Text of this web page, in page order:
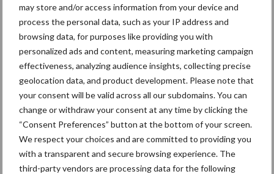
may store and/or access information from your device and
process the personal data, such as your IP address and
browsing data, for purposes like providing you with
personalized ads and content, measuring marketing campaign
effectiveness, analyzing audience insights, collecting precise
geolocation data, and product development. Please note that
your consent will be valid across all our subdomains. You can
change or withdraw your consent at any time by clicking the
“Consent Preferences” button at the bottom of your screen.
We respect your choices and are committed to providing you
with a transparent and secure browsing experience. The
third-party vendors are processing data for the following
Aanbevolen voor jou!
Belastingdienst publiceert
Landelijke
Landbouwnormen 2025
10 praktisch tips om je voor
te bereiden op mogelijke
uitval van het stroomnet